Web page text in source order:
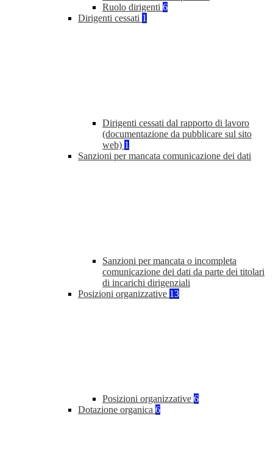
Ruolo dirigenti 6
Dirigenti cessati 1
Dirigenti cessati dal rapporto di lavoro
(documentazione da pubblicare sul sito
web) 1
Sanzioni per mancata comunicazione dei dati
Sanzioni per mancata o incompleta
comunicazione dei dati da parte dei titolari
di incarichi dirigenziali
Posizioni organizzative 13
Posizioni organizzative 6
Dotazione organica 6